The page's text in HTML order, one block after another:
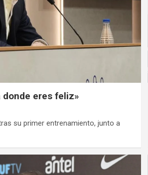
donde eres feliz»
su primer entrenamiento, junto a